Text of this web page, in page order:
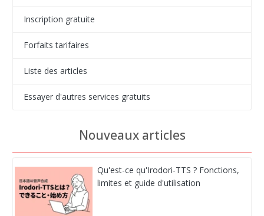
Inscription gratuite
Forfaits tarifaires
Liste des articles
Essayer d'autres services gratuits
Nouveaux articles
Qu'est-ce qu'Irodori-TTS ? Fonctions,
limites et guide d'utilisation